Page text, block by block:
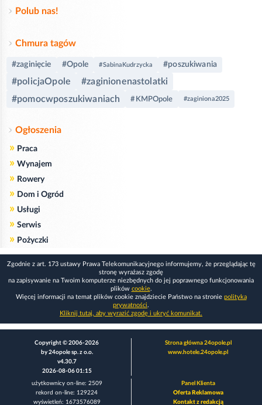
Polub nas!
Chmura tagów
#zaginięcie #Opole #SabinaKudrzycka #poszukiwania
#policjaOpole
#zaginionenastolatki
#pomocwposzukiwaniach
#KMPOpole #zaginiona2025
Ogłoszenia
» Praca
» Wynajem
» Rowery
» Dom i Ogród
» Usługi
» Serwis
» Pożyczki
Zgodnie z art. 173 ustawy Prawa Telekomunikacyjnego informujemy, że przeglądając tę
stronę wyrażasz zgodę
na zapisywanie na Twoim komputerze niezbędnych do jej poprawnego funkcjonowania
plików cookie.
Więcej informacji na temat plików cookie znajdziecie Państwo na stronie polityka
prywatności.
Kliknij tutaj, aby wyrazić zgodę i ukryć komunikat.
Copyright © 2006-2026
by 24opole sp. z o.o.
v4.30.7
2026-08-06 01:15
Strona główna 24opole.pl
www.hotele.24opole.pl
użytkownicy on-line: 2509
rekord on-line: 129224
wyświetleń: 1673576089
Panel Klienta
Oferta Reklamowa
Kontakt z redakcją